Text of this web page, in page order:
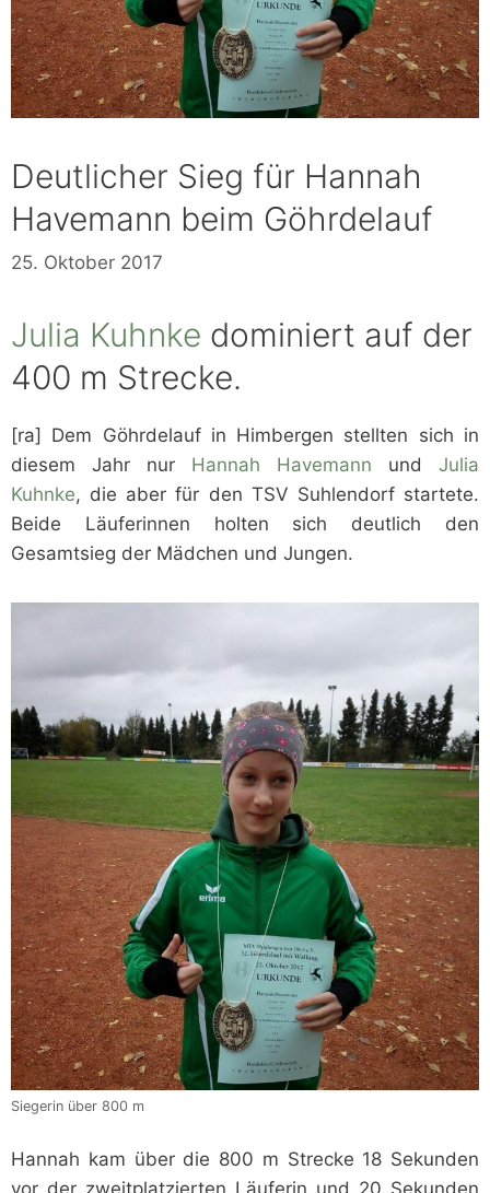
Deutlicher Sieg für Hannah
Havemann beim Göhrdelauf
25. Oktober 2017
Julia Kuhnke dominiert auf der
400 m Strecke.
[ra] Dem Göhrdelauf in Himbergen stellten sich in
diesem Jahr nur Hannah Havemann und Julia
Kuhnke, die aber für den TSV Suhlendorf startete.
Beide Läuferinnen holten sich deutlich den
Gesamtsieg der Mädchen und Jungen.
Siegerin über 800 m
Hannah kam über die 800 m Strecke 18 Sekunden